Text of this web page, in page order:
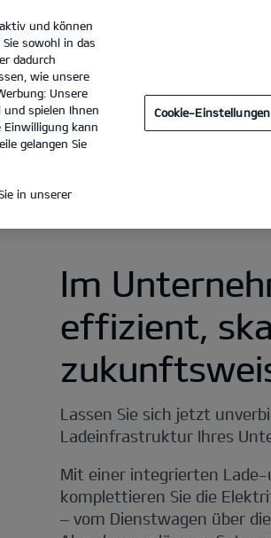
Tel. :09074 - 2040
Laden Laden im Unternehmen
und können
sowohl in das
dadurch
wie unsere
Unsere
spielen Ihnen
kann
gelangen Sie
in unserer
Cookie-Einstellungen